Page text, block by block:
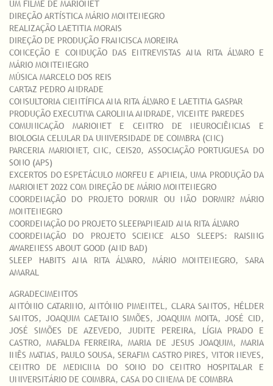
UM FILME DE MARIONET
DIREÇÃO ARTÍSTICA MÁRIO MONTENEGRO
REALIZAÇÃO LAETITIA MORAIS
DIREÇÃO DE PRODUÇÃO FRANCISCA MOREIRA
CONCEÇÃO E CONDUÇÃO DAS ENTREVISTAS ANA RITA ÁLVARO E
MÁRIO MONTENEGRO
MÚSICA MARCELO DOS REIS
CARTAZ PEDRO ANDRADE
CONSULTORIA CIENTÍFICA ANA RITA ÁLVARO E LAETITIA GASPAR
PRODUÇÃO EXECUTIVA CAROLINA ANDRADE, VICENTE PAREDES
COMUNICAÇÃO MARIONET E CENTRO DE NEUROCIÊNCIAS E
BIOLOGIA CELULAR DA UNIVERSIDADE DE COIMBRA (CNC)
PARCERIA MARIONET, CNC, CEIS20, ASSOCIAÇÃO PORTUGUESA DO
SONO (APS)
EXCERTOS DO ESPETÁCULO MORFEU E APNEIA, UMA PRODUÇÃO DA
MARIONET 2022 COM DIREÇÃO DE MÁRIO MONTENEGRO
COORDENAÇÃO DO PROJETO DORMIR OU NÃO DORMIR? MÁRIO
MONTENEGRO
COORDENAÇÃO DO PROJETO SLEEPAPNEAID ANA RITA ÁLVARO
COORDENAÇÃO DO PROJETO SCIENCE ALSO SLEEPS: RAISING
AWARENESS ABOUT GOOD (AND BAD)
SLEEP HABITS ANA RITA ÁLVARO, MÁRIO MONTENEGRO, SARA
AMARAL
AGRADECIMENTOS
ANTÓNIO CATARINO, ANTÓNIO PIMENTEL, CLARA SANTOS, HÉLDER
SANTOS, JOAQUIM CAETANO SIMÕES, JOAQUIM MOITA, JOSÉ CID,
JOSÉ SIMÕES DE AZEVEDO, JUDITE PEREIRA, LÍGIA PRADO E
CASTRO, MAFALDA FERREIRA, MARIA DE JESUS JOAQUIM, MARIA
INÊS MATIAS, PAULO SOUSA, SERAFIM CASTRO PIRES, VITOR NEVES,
CENTRO DE MEDICINA DO SONO DO CENTRO HOSPITALAR E
UNIVERSITÁRIO DE COIMBRA, CASA DO CINEMA DE COIMBRA